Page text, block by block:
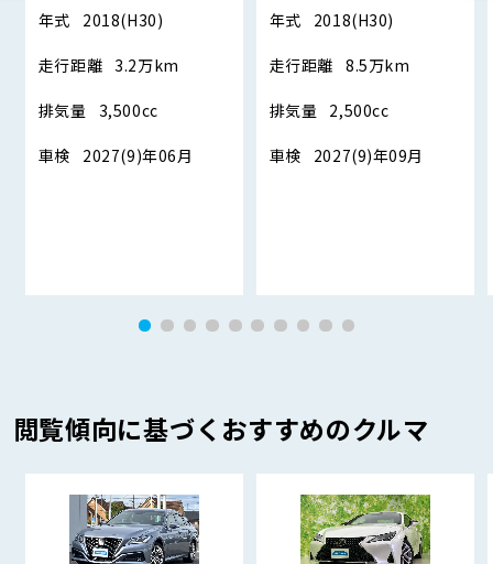
年式 2018(H30)
走行距離 3.2万km
排気量 3,500cc
車検 2027(9)年06月
年式 2018(H30)
走行距離 8.5万km
排気量 2,500cc
車検 2027(9)年09月
閲覧傾向に基づくおすすめのクルマ